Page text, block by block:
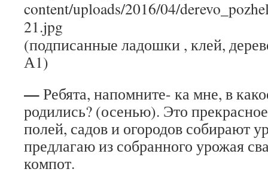
(подписанные ладошки , клей,
А1)
—Ребята, напомните- ка мне, в
родились? (осенью). Это
полей, садов и огородов собирают
предлагаю из собранного урожая
компот.